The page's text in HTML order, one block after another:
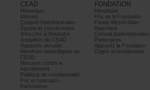
CEAD
Historique
Mission
Conseild’administration
Équipeetcoordonnées
S’inscrireàl’infolettre
ActualitésduCEAD
Rapportsannuels
Membreshonorifiquesdu
CEAD
Mesurescontrele
harcèlement
Politiquedeconfidentialité
Prixetconcours
Partenaires
FONDATION
Historique
PrixdelaFondation
FondsMichelMarc
Bouchard
Conseild’administration
Partenaires
AppuyezlaFondation
Objetspromotionnels